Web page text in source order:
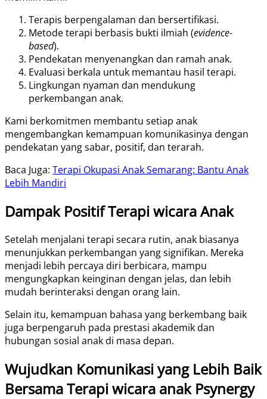
Terapis berpengalaman dan bersertifikasi.
Metode terapi berbasis bukti ilmiah (evidence-
based).
Pendekatan menyenangkan dan ramah anak.
Evaluasi berkala untuk memantau hasil terapi.
Lingkungan nyaman dan mendukung
perkembangan anak.
Kami berkomitmen membantu setiap anak
mengembangkan kemampuan komunikasinya dengan
pendekatan yang sabar, positif, dan terarah.
Baca Juga: Terapi Okupasi Anak Semarang: Bantu Anak
Lebih Mandiri
Dampak Positif Terapi wicara Anak
Setelah menjalani terapi secara rutin, anak biasanya
menunjukkan perkembangan yang signifikan. Mereka
menjadi lebih percaya diri berbicara, mampu
mengungkapkan keinginan dengan jelas, dan lebih
mudah berinteraksi dengan orang lain.
Selain itu, kemampuan bahasa yang berkembang baik
juga berpengaruh pada prestasi akademik dan
hubungan sosial anak di masa depan.
Wujudkan Komunikasi yang Lebih Baik
Bersama Terapi wicara anak Psynergy